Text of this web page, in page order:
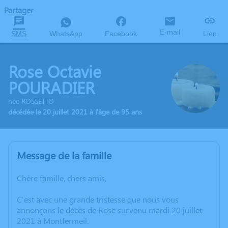
Partager
SMS WhatsApp Facebook E-mail Lien
Rose Octavie
POURADIER
née ROSSETTO
décédée le 20 juillet 2021 à l'âge de 95 ans
Message de la famille
Chère famille, chers amis,
C'est avec une grande tristesse que nous vous
annonçons le décès de Rose survenu mardi 20 juillet
2021 à Montfermeil.